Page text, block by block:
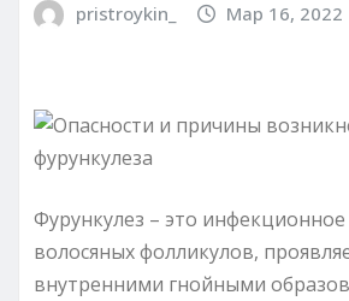
pristroykin_ Мар 16, 2022
Фурункулез – это
волосяных фолликулов,
внутренними гнойными